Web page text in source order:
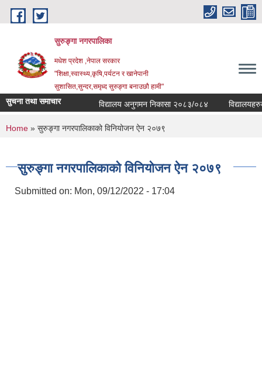
Skip to main content
सुरुङ्‍गा नगरपालिका
मधेश प्रदेश ,नेपाल सरकार
"शिक्षा,स्वास्थ्य,कृषि,पर्यटन र खानेपानी
सुशासित,सुन्दर,समृध्द सुरुङ्गा बनाउछौ हामी"
सुचना तथा समाचार विद्यालय अनुगमन निकासा २०८३/०८४
You are here
Home » सुरुङ्गा नगरपालिकाको विनियोजन ऐन २०७९
सुरुङ्गा नगरपालिकाको विनियोजन ऐन २०७९
Submitted on: Mon, 09/12/2022 - 17:04